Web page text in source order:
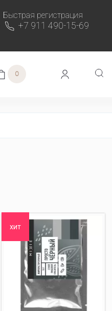
Быстрая регистрация
+7 911 490-15-69
0
хит